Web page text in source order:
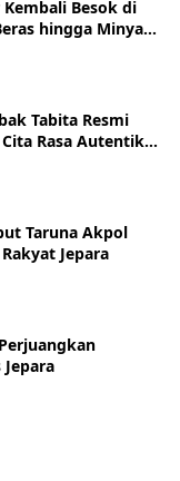
Kembali Besok di
hingga Minyak
Tabita Resmi
Rasa Autentik
Taruna Akpol
Jepara